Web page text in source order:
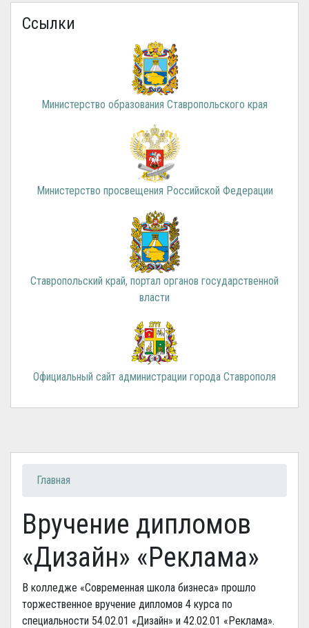
Ссылки
Министерство образования Ставропольского края
Министерство просвещения Российской Федерации
Ставропольский край, портал органов государственной
власти
Официальный сайт администрации города Ставрополя
Вы здесь
Главная
Вручение дипломов
«Дизайн» «Реклама»
В колледже «Современная школа бизнеса» прошло
торжественное вручение дипломов 4 курса по
специальности 54.02.01 «Дизайн» и 42.02.01 «Реклама».